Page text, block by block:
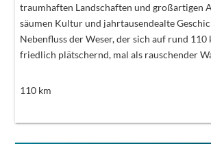
traumhaften Landschaften und großartigen
säumen Kultur und jahrtausendealte
Nebenfluss der Weser, der sich auf rund 110
friedlich plätschernd, mal als rauschender
110km